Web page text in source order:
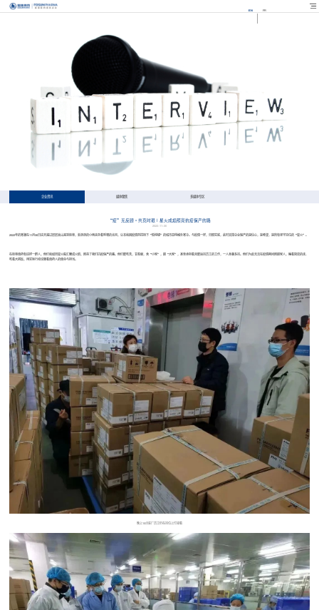
EN FR
企业资讯 媒体聚焦 多媒体专区
“疫”无反顾 • 共克时艰 | 星火成焰照亮抗疫保产的路
2022-11-30
2022年的寒潮在11月30日这天越过层层高山来到桂林，淅沥沥的小雨夹杂着呼啸的北风，让本就因疫情防控按下“暂停键”的城市显得格外寒冷。与疫情一样，归根究底，此时支撑企业保产的是信心，是希望，是所有坚守岗位的“星火”。
在桂林南药有这样一群人，他们就如同星火般汇聚成火焰，照亮了我们抗疫保产的路。他们能吃苦，甘奉献，舍“小家”，顾“大家”，甚至承担着未能返岗员工的工作，一人身兼多岗。他们为此无法在疫情期间照顾家人，睡着简易的床、
吃着大锅饭，用实际行动诠释着南药人的使命与担当。
晚上10点驻厂员工仍在岗位上忙碌着